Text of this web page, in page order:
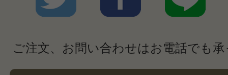
ご注文、お問い合わせはお電話でも